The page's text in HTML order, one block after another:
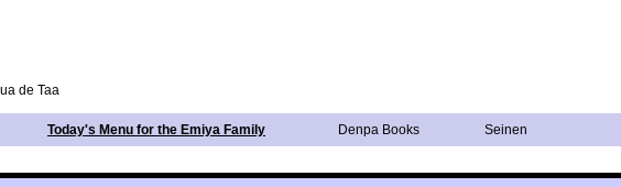
de Taa
Today's Menu for the Emiya Family Denpa Books Seinen